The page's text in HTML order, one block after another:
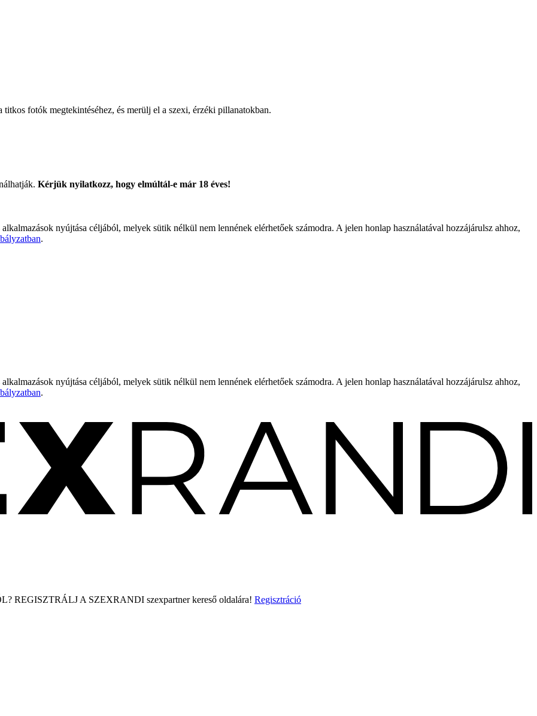
fotók megtekintéséhez, és merülj el a szexi, érzéki pillanatokban.
Kérjük nyilatkozz, hogy elmúltál-e már 18 éves!
nyújtása céljából, melyek sütik nélkül nem lennének elérhetőek számodra. A jelen honlap használatával hozzájárulsz ahhoz,
.
nyújtása céljából, melyek sütik nélkül nem lennének elérhetőek számodra. A jelen honlap használatával hozzájárulsz ahhoz,
.
REGISZTRÁLJ A SZEXRANDI szexpartner kereső oldalára! Regisztráció